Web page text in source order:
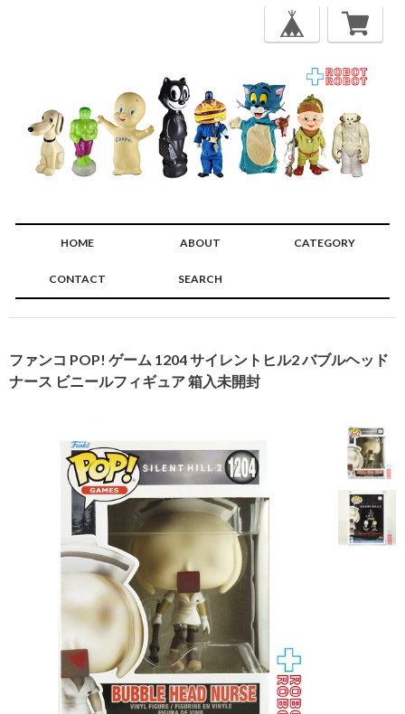
HOME ABOUT CATEGORY
CONTACT SEARCH
ファンコ POP! ゲーム 1204 サイレントヒル2 バブルヘッド
ナース ビニールフィギュア 箱入未開封